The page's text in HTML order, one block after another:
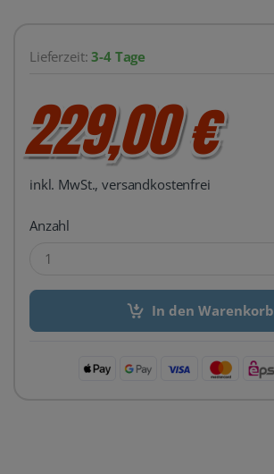
Lieferzeit:3-4 Tage
229,00 €
inkl. MwSt., versandkostenfrei
Anzahl
In den Warenkorb